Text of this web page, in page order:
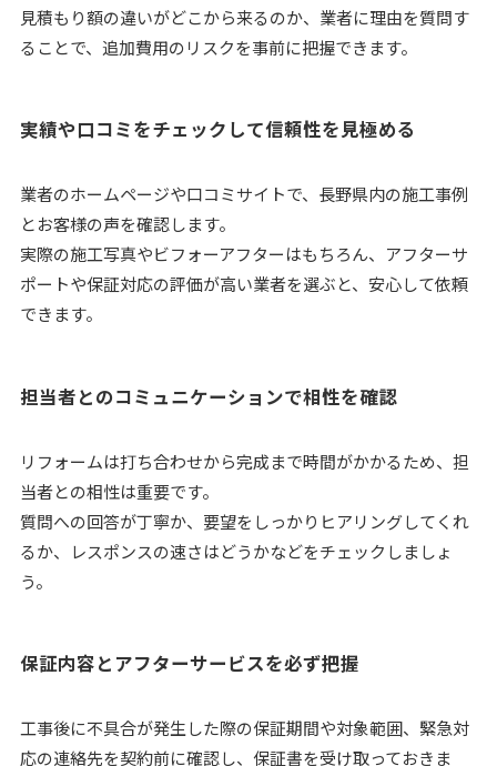
見積もり額の違いがどこから来るのか、業者に理由を質問す
ることで、追加費用のリスクを事前に把握できます。
実績や口コミをチェックして信頼性を見極める
業者のホームページや口コミサイトで、長野県内の施工事例
とお客様の声を確認します。
実際の施工写真やビフォーアフターはもちろん、アフターサ
ポートや保証対応の評価が高い業者を選ぶと、安心して依頼
できます。
担当者とのコミュニケーションで相性を確認
リフォームは打ち合わせから完成まで時間がかかるため、担
当者との相性は重要です。
質問への回答が丁寧か、要望をしっかりヒアリングしてくれ
るか、レスポンスの速さはどうかなどをチェックしましょ
う。
保証内容とアフターサービスを必ず把握
工事後に不具合が発生した際の保証期間や対象範囲、緊急対
応の連絡先を契約前に確認し、保証書を受け取っておきま